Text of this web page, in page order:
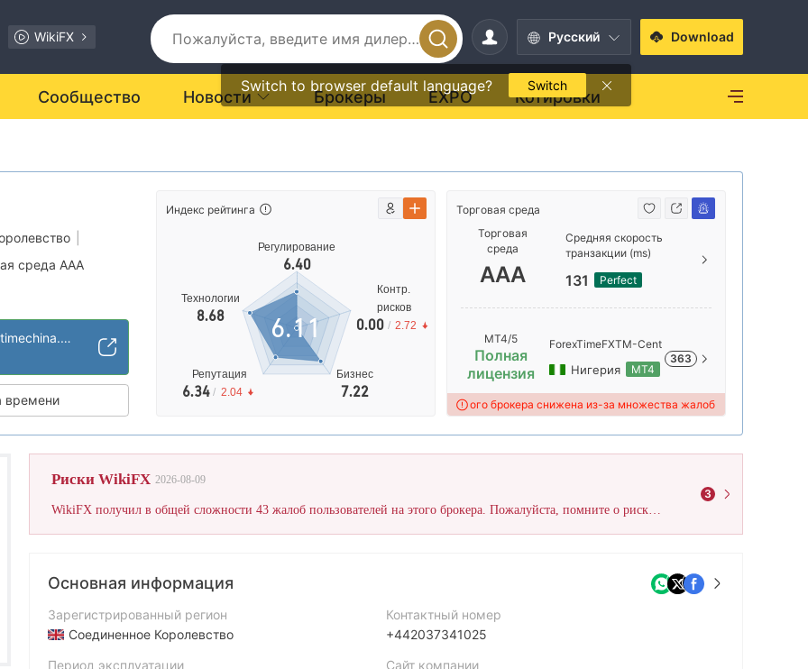
WikiFX Pусский
Switch to browser default language? Switch
Download
Сообщество Новости Брокеры EXPO Котировки
среда AAA
Деривативами
MT4
риски
https://www.forextimechina.com.cn/ru
времени
Индекс рейтинга
Регулирование
6.40
Технологии
8.68
Репутация
6.34 / 2.04
Бизнес
7.22
Контр.
рисков
0.00 / 2.72
6.11
Торговая среда
Торговая
среда
AAA
Средняя скорость
транзакции (ms)
131 Perfect
MT4/5
Полная
лицензия
ForexTimeFXTM-Cent
Нигерия MT4
363
Оценка WikiFX этого брокера снижена из-за множества жалоб поступивших от
Риски WikiFX 2026-08-09
WikiFX получил в общей сложности 43 жалоб пользователей на этого брокера. Пожалуйста, помните о рисках и не дайте себя обмануть!
3
Основная информация
Зарегистрированный регион
Соединенное Королевство
Период эксплуатации
Контактный номер
+442037341025
Сайт компании